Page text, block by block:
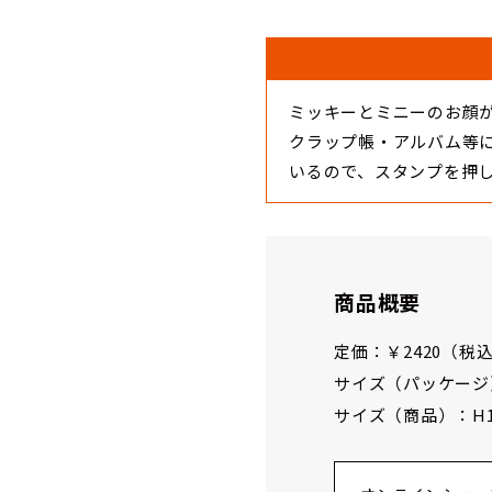
ミッキーとミニーのお顔
クラップ帳・アルバム等
いるので、スタンプを押
商品概要
定価：￥2420（税
サイズ（パッケー
サイズ（商品）：